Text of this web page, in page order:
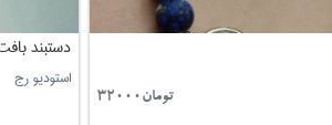
دستبند
استودیو رج
تومان32000